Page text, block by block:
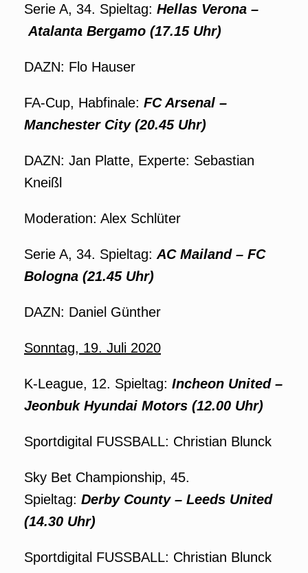
Serie A, 34. Spieltag: Hellas Verona –
Atalanta Bergamo (17.15 Uhr)
DAZN: Flo Hauser
FA-Cup, Habfinale: FC Arsenal –
Manchester City (20.45 Uhr)
DAZN: Jan Platte, Experte: Sebastian
Kneißl
Moderation: Alex Schlüter
Serie A, 34. Spieltag: AC Mailand – FC
Bologna (21.45 Uhr)
DAZN: Daniel Günther
Sonntag, 19. Juli 2020
K-League, 12. Spieltag: Incheon United –
Jeonbuk Hyundai Motors (12.00 Uhr)
Sportdigital FUSSBALL: Christian Blunck
Sky Bet Championship, 45.
Spieltag: Derby County – Leeds United
(14.30 Uhr)
Sportdigital FUSSBALL: Christian Blunck